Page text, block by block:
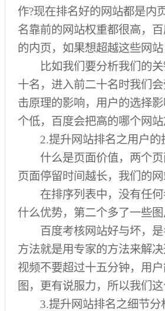
作?现在排名好的网站都是内
名靠前的网站权重都很高，
的内页，如果想超越这些网
比如我们要分析我们的关
十名，进入前二十名时我们
击原理的影响，用户的选择
个低，百度会把高的哪个网
2.提升网站排名之用户的
什么是页面价值，两个页
页面停留时间越长，我们的网
在排序列表中，没有任何
什么优势，第二个多了一些
百度考核网站好与坏，是
方法就是用专家的方法来解
视频不要超过十五分钟，用
图，更有说服力，所以我们
3.提升网站排名之细节分